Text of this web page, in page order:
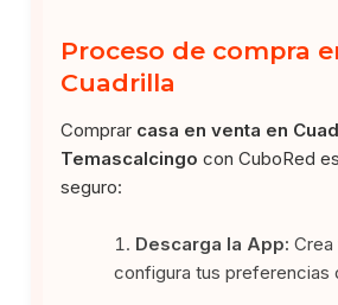
Proceso de compra
Cuadrilla
Comprar casa en venta en
Temascalcingo con CuboRed
seguro:
Descarga la App:
configura tus preferencias